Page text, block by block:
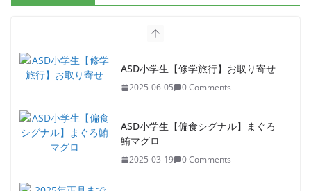
ASD小学生【修学旅行】お取り寄せ
2025-06-05 0 Comments
ASD小学生【偏食シグナル】まぐろ
鮪マグロ
2025-03-19 0 Comments